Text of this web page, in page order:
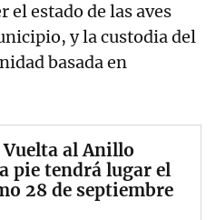
el estado de las aves
y la custodia del
basada en
Vuelta al Anillo
pie tendrá lugar el
28 de septiembre